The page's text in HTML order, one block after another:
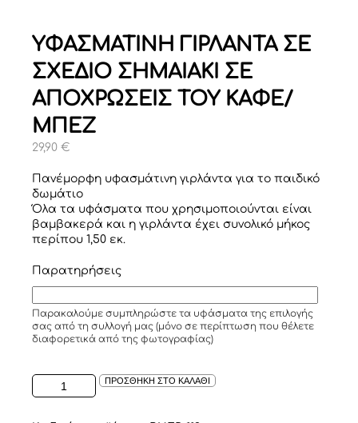
ΥΦΑΣΜΑΤΙΝΗ ΓΙΡΛΑΝΤΑ ΣΕ
ΣΧΕΔΙΟ ΣΗΜΑΙΑΚΙ ΣΕ
ΑΠΟΧΡΩΣΕΙΣ ΤΟΥ ΚΑΦΕ/
ΜΠΕΖ
29,90 €
Πανέμορφη υφασμάτινη γιρλάντα για το παιδικό
δωμάτιο
Όλα τα υφάσματα που χρησιμοποιούνται είναι
βαμβακερά και η γιρλάντα έχει συνολικό μήκος
περίπου 1,50 εκ.
Παρατηρήσεις
Παρακαλούμε συμπληρώστε τα υφάσματα της επιλογής
σας από τη συλλογή μας (μόνο σε περίπτωση που θέλετε
διαφορετικά από της φωτογραφίας)
ΥΦΑΣΜΑΤΙΝΗ
ΓΙΡΛΑΝΤΑ
ΠΡΟΣΘΗΚΗ ΣΤΟ ΚΑΛΑΘΙ